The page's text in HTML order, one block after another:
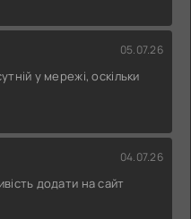
05.07.26
у мережі, оскільки
04.07.26
додати на сайт